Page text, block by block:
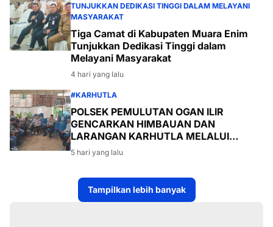
TUNJUKKAN DEDIKASI TINGGI DALAM MELAYANI
MASYARAKAT
Tiga Camat di Kabupaten Muara Enim
Tunjukkan Dedikasi Tinggi dalam
Melayani Masyarakat
4 hari yang lalu
#KARHUTLA
POLSEK PEMULUTAN OGAN ILIR
GENCARKAN HIMBAUAN DAN
LARANGAN KARHUTLA MELALUI
PROGRAM TSKD (TOURING SAMBANG
KE DESA-DESA
5 hari yang lalu
Tampilkan lebih banyak